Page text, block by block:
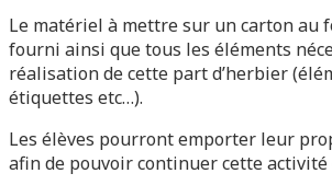
Le matériel à mettre sur un carton au
fourni ainsi que tous les éléments
réalisation de cette part d’herbier
étiquettes etc…).
Les élèves pourront emporter leur
afin de pouvoir continuer cette activité